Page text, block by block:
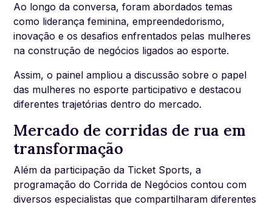
Ao longo da conversa, foram abordados temas
como liderança feminina, empreendedorismo,
inovação e os desafios enfrentados pelas mulheres
na construção de negócios ligados ao esporte.
Assim, o painel ampliou a discussão sobre o papel
das mulheres no esporte participativo e destacou
diferentes trajetórias dentro do mercado.
Mercado de corridas de rua em
transformação
Além da participação da Ticket Sports, a
programação do Corrida de Negócios contou com
diversos especialistas que compartilharam diferentes